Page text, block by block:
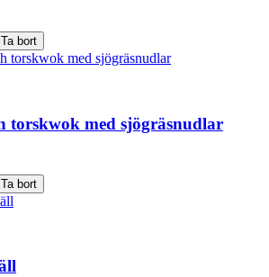
Ta bort
torskwok med sjögräsnudlar
Ta bort